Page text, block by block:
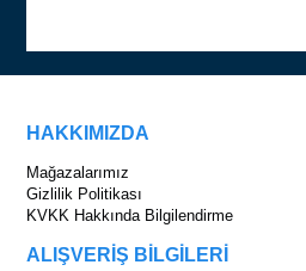
HAKKIMIZDA
Mağazalarımız
Gizlilik Politikası
KVKK Hakkında Bilgilendirme
ALIŞVERİŞ BİLGİLERİ